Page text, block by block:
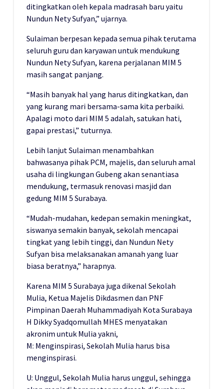
ditingkatkan oleh kepala madrasah baru yaitu
Nundun Nety Sufyan,” ujarnya.
Sulaiman berpesan kepada semua pihak terutama
seluruh guru dan karyawan untuk mendukung
Nundun Nety Sufyan, karena perjalanan MIM 5
masih sangat panjang.
“Masih banyak hal yang harus ditingkatkan, dan
yang kurang mari bersama-sama kita perbaiki.
Apalagi moto dari MIM 5 adalah, satukan hati,
gapai prestasi,” tuturnya.
Lebih lanjut Sulaiman menambahkan
bahwasanya pihak PCM, majelis, dan seluruh amal
usaha di lingkungan Gubeng akan senantiasa
mendukung, termasuk renovasi masjid dan
gedung MIM 5 Surabaya.
“Mudah-mudahan, kedepan semakin meningkat,
siswanya semakin banyak, sekolah mencapai
tingkat yang lebih tinggi, dan Nundun Nety
Sufyan bisa melaksanakan amanah yang luar
biasa beratnya,” harapnya.
Karena MIM 5 Surabaya juga dikenal Sekolah
Mulia, Ketua Majelis Dikdasmen dan PNF
Pimpinan Daerah Muhammadiyah Kota Surabaya
H Dikky Syadqomullah MHES menyatakan
akronim untuk Mulia yakni,
M: Menginspirasi, Sekolah Mulia harus bisa
menginspirasi.
U: Unggul, Sekolah Mulia harus unggul, sehingga